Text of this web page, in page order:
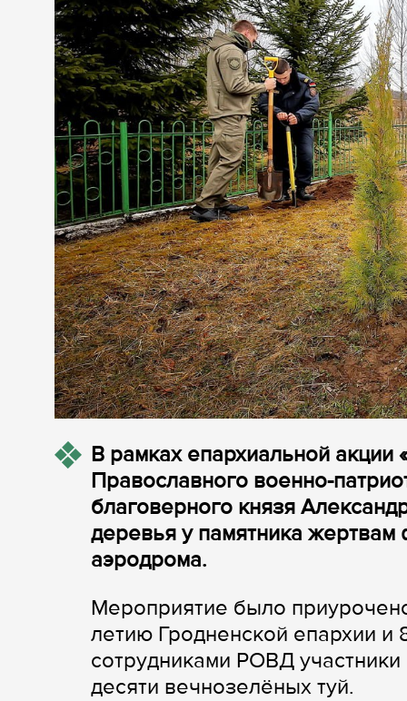
В рамках епархиальной акции
Православного военно-
благоверного князя
деревья у памятника
аэродрома.
Мероприятие было
летию Гродненской епархии
сотрудниками РОВД
десяти вечнозелёных туй.